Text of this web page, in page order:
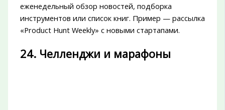
еженедельный обзор новостей, подборка
инструментов или список книг. Пример — рассылка
«Product Hunt Weekly» с новыми стартапами.
24. Челленджи и марафоны